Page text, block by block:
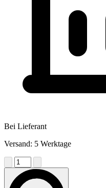
Bei Lieferant
Versand: 5 Werktage